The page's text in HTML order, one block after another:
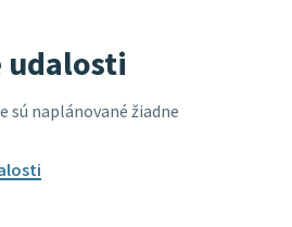
udalosti
sú naplánované žiadne